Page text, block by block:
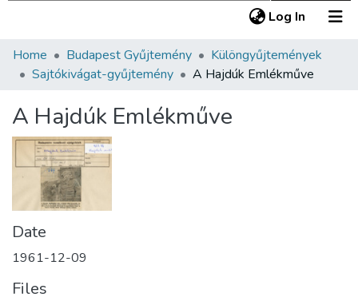
Log In (current)
Communities & Collections
Statistics
About us
Home Budapest Gyűjtemény
Különgyűjtemények
Sajtókivágat-gyűjtemény
A Hajdúk Emlékműve
A Hajdúk Emlékműve
Date
1961-12-09
Files